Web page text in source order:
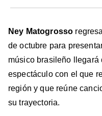
Ney Matogrosso
de octubre para
músico brasileño llegará
espectáculo con el que
región y que reúne
su trayectoria.